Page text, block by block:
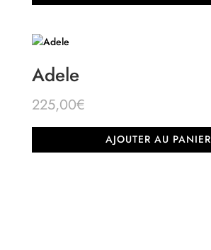
Adele
225,00€
AJOUTER AU PANIER